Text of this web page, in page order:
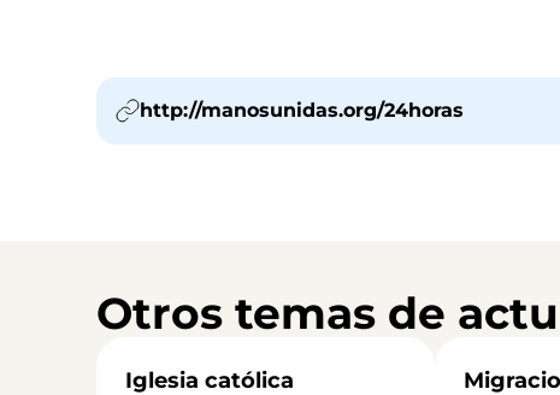
http://manosunidas.org/24horas
Otros temas de
Iglesia católica